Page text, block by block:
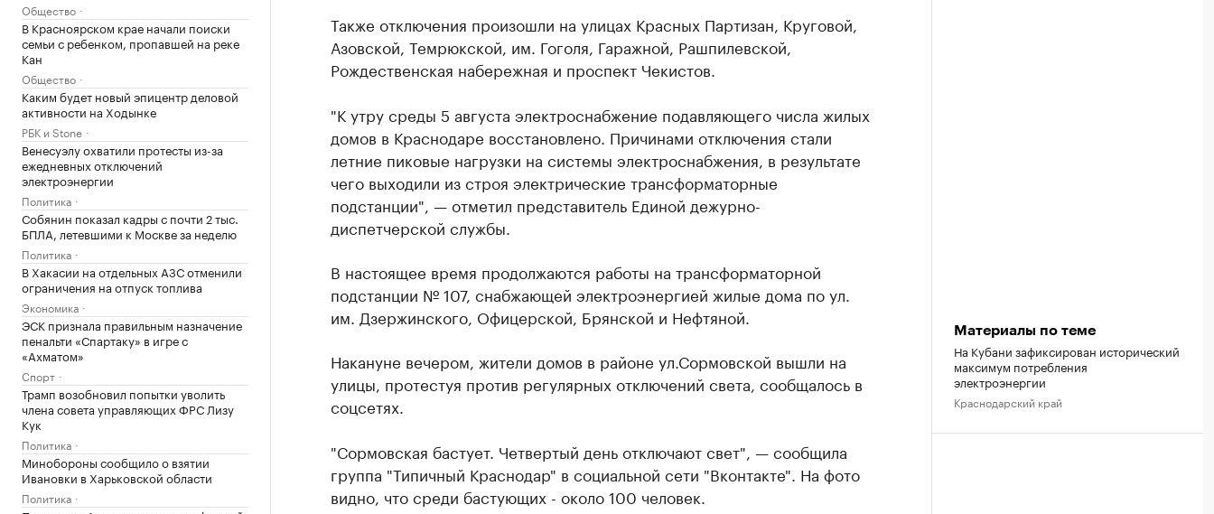
Общество
В Красноярском крае начали поиски
семьи с ребенком, пропавшей на реке
Кан
Общество
Каким будет новый эпицентр деловой
активности на Ходынке
РБК и Stone
Венесуэлу охватили протесты из-за
ежедневных отключений
электроэнергии
Политика
Собянин показал кадры с почти 2 тыс.
БПЛА, летевшими к Москве за неделю
Политика
В Хакасии на отдельных АЗС отменили
ограничения на отпуск топлива
Экономика
ЭСК признала правильным назначение
пенальти «Спартаку» в игре с
«Ахматом»
Спорт
Трамп возобновил попытки уволить
члена совета управляющих ФРС Лизу
Кук
Политика
Минобороны сообщило о взятии
Ивановки в Харьковской области
Политика
Также отключения произошли на улицах Красных Партизан, Круговой,
Азовской, Темрюкской, им. Гоголя, Гаражной, Рашпилевской,
Рождественская набережная и проспект Чекистов.
"К утру среды 5 августа электроснабжение подавляющего числа жилых
домов в Краснодаре восстановлено. Причинами отключения стали
летние пиковые нагрузки на системы электроснабжения, в результате
чего выходили из строя электрические трансформаторные
подстанции", — отметил представитель Единой дежурно-
диспетчерской службы.
В настоящее время продолжаются работы на трансформаторной
подстанции № 107, снабжающей электроэнергией жилые дома по ул.
им. Дзержинского, Офицерской, Брянской и Нефтяной.
Накануне вечером, жители домов в районе ул.Сормовской вышли на
улицы, протестуя против регулярных отключений света, сообщалось в
соцсетях.
"Сормовская бастует. Четвертый день отключают свет", — сообщила
группа "Типичный Краснодар" в социальной сети "Вконтакте". На фото
видно, что среди бастующих - около 100 человек.
Материалы по теме
На Кубани зафиксирован исторический
максимум потребления
электроэнергии
Краснодарский край